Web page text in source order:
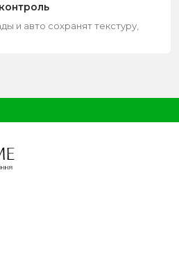
и авто сохранят текстуру,